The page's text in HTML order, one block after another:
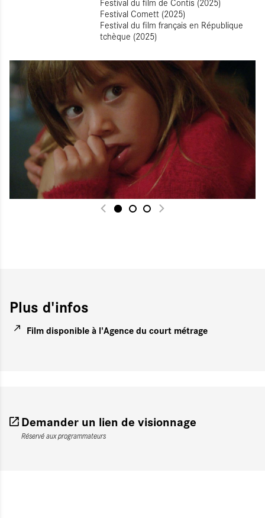
Festival Comett (2025)
Festival du film français en République
tchèque (2025)
Plus d'infos
Film disponible à l'Agence du court métrage
Demander un lien de visionnage
Réservé aux programmateurs